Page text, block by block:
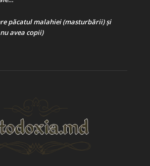
păcatul malahiei (masturbării) şi
avea copii)